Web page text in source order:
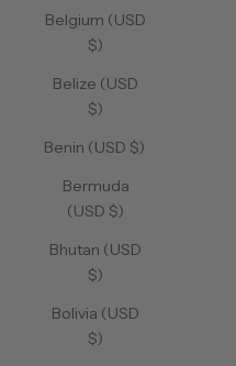
Belgium (USD
$)
Belize (USD
$)
Benin (USD $)
Bermuda
(USD $)
Bhutan (USD
$)
Bolivia (USD
$)